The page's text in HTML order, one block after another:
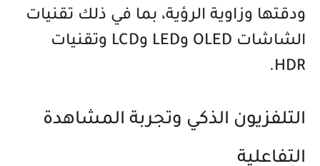
ودقتها وزاوية الرؤية، بما في ذلك تقنيات
الشاشات OLED وLED وLCD وتقنيات
HDR.
التلفزيون الذكي وتجربة المشاهدة
التفاعلية